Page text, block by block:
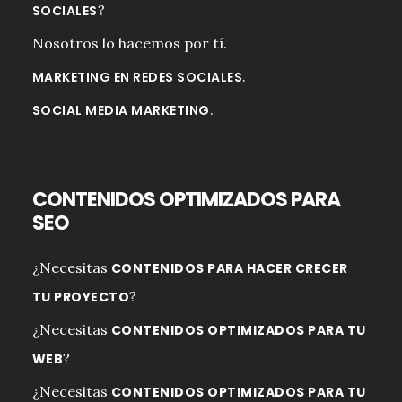
SOCIALES?
Nosotros lo hacemos por tí.
MARKETING EN REDES SOCIALES.
SOCIAL MEDIA MARKETING.
CONTENIDOS OPTIMIZADOS PARA
SEO
¿Necesitas CONTENIDOS PARA HACER CRECER
TU PROYECTO?
¿Necesitas CONTENIDOS OPTIMIZADOS PARA TU
WEB?
¿Necesitas CONTENIDOS OPTIMIZADOS PARA TU